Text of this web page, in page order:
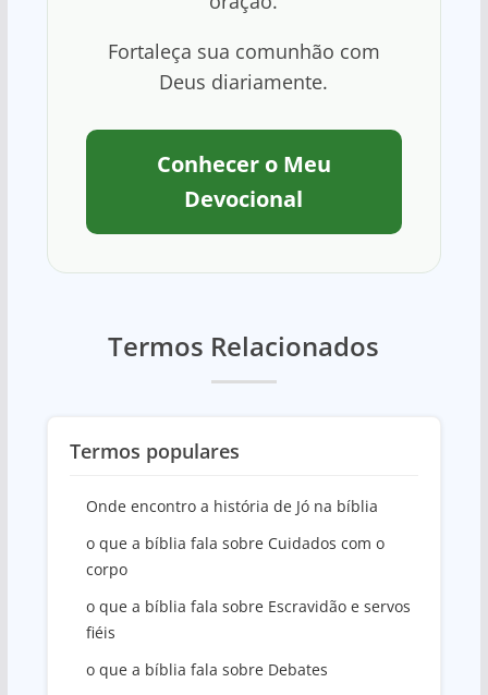
Fortaleça sua comunhão com
Deus diariamente.
Conhecer o Meu
Devocional
Termos Relacionados
Termos populares
Onde encontro a história de Jó na bíblia
o que a bíblia fala sobre Cuidados com o
corpo
o que a bíblia fala sobre Escravidão e servos
fiéis
o que a bíblia fala sobre Debates